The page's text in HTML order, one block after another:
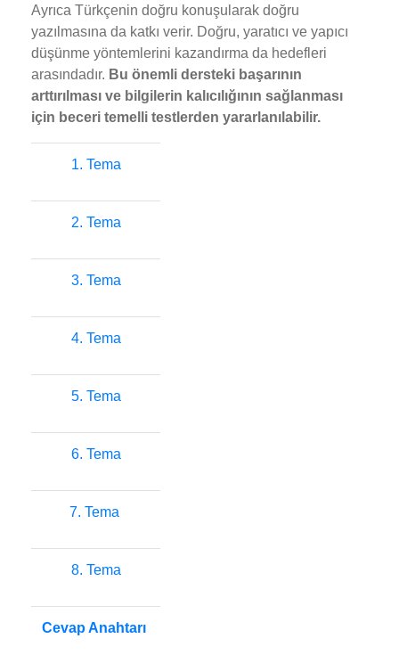
Ayrıca Türkçenin doğru konuşularak doğru
yazılmasına da katkı verir. Doğru, yaratıcı ve yapıcı
düşünme yöntemlerini kazandırma da hedefleri
arasındadır. Bu önemli dersteki başarının
arttırılması ve bilgilerin kalıcılığının sağlanması
için beceri temelli testlerden yararlanılabilir.
1. Tema
2. Tema
3. Tema
4. Tema
5. Tema
6. Tema
7. Tema
8. Tema
Cevap Anahtarı